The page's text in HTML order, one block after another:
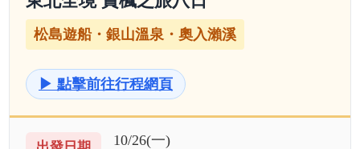
松島遊船・銀山溫泉・奧入瀨溪
▶ 點擊前往行程網頁
10/26(一)